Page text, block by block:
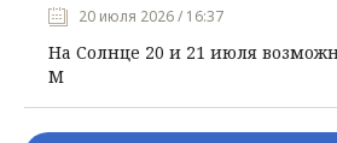
20 июля 2026 / 16:37
На Солнце 20 и 21 июля
М